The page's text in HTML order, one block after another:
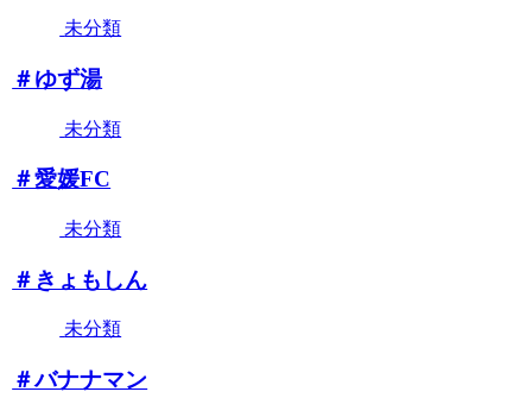
未分類
＃ゆず湯
未分類
＃愛媛FC
未分類
＃きょもしん
未分類
＃バナナマン